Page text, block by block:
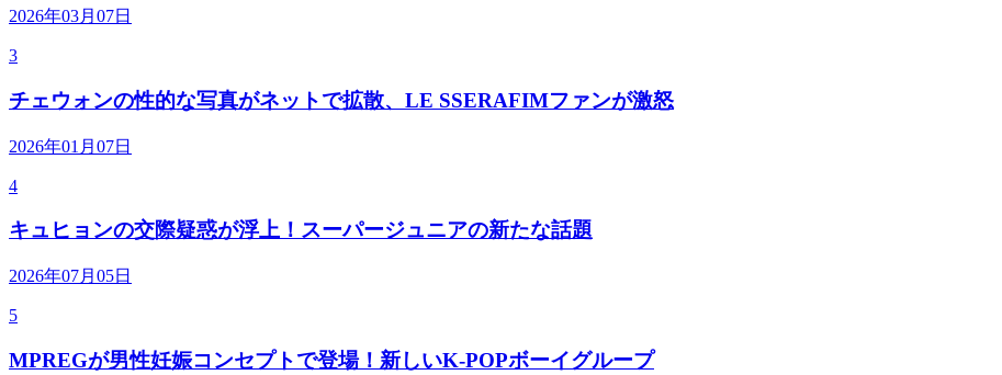
2026年03月07日
3
チェウォンの性的な写真がネットで拡散、LE SSERAFIMファンが激怒
2026年01月07日
4
キュヒョンの交際疑惑が浮上！スーパージュニアの新たな話題
2026年07月05日
5
MPREGが男性妊娠コンセプトで登場！新しいK-POPボーイグループ